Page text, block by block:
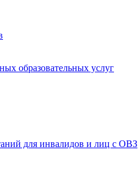
образовательных услуг
для инвалидов и лиц с ОВЗ